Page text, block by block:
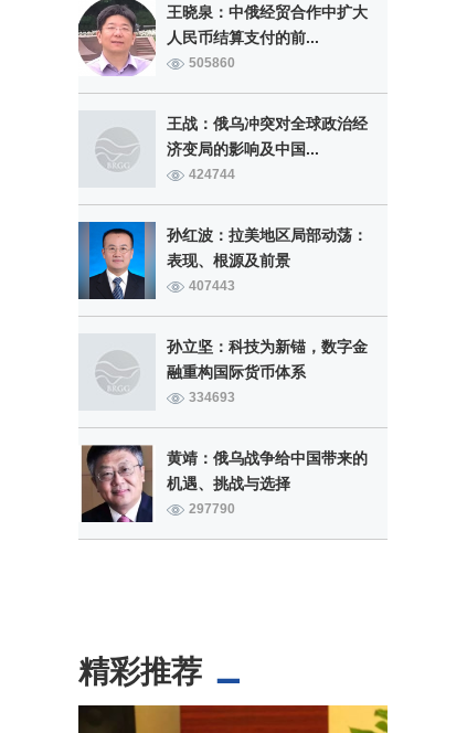
王晓泉：中俄经贸合作中扩大
人民币结算支付的前...
505860
王战：俄乌冲突对全球政治经
济变局的影响及中国...
424744
孙红波：拉美地区局部动荡：
表现、根源及前景
407443
孙立坚：科技为新锚，数字金
融重构国际货币体系
334693
黄靖：俄乌战争给中国带来的
机遇、挑战与选择
297790
精彩推荐